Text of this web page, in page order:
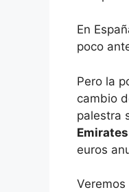
En
poco
Pero la
cambio
palestra
Emirates
euros